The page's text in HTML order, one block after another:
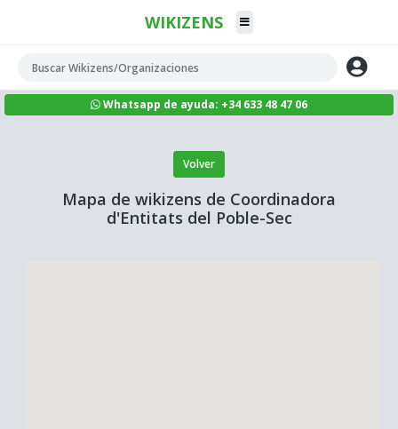
WIKIZENS
Whatsapp de ayuda: +34 633 48 47 06
Volver